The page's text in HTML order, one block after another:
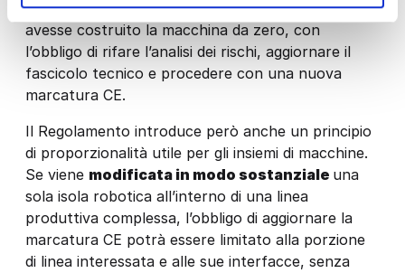
modifica sostanziale risponde legalmente come se
avesse costruito la macchina da zero, con
l’obbligo di rifare l’analisi dei rischi, aggiornare il
fascicolo tecnico e procedere con una nuova
marcatura CE.
Il Regolamento introduce però anche un principio
di proporzionalità utile per gli insiemi di macchine.
Se viene modificata in modo sostanziale una
sola isola robotica all’interno di una linea
produttiva complessa, l’obbligo di aggiornare la
marcatura CE potrà essere limitato alla porzione
di linea interessata e alle sue interfacce, senza